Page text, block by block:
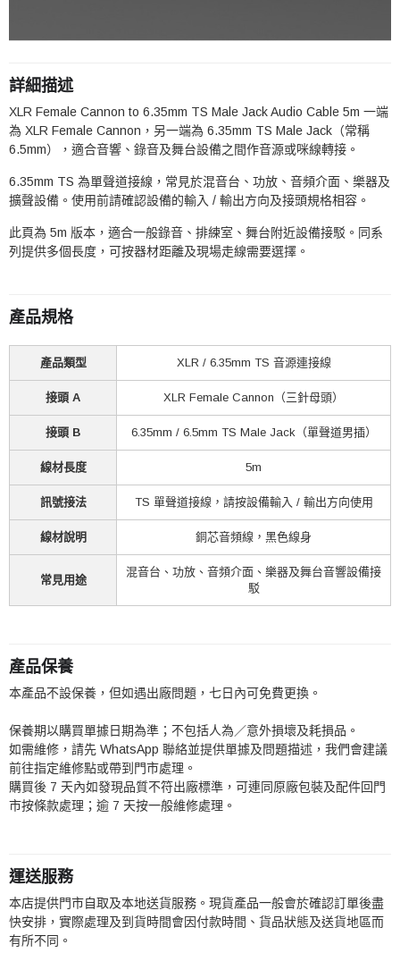
詳細描述
XLR Female Cannon to 6.35mm TS Male Jack Audio Cable 5m 一端
為 XLR Female Cannon，另一端為 6.35mm TS Male Jack（常稱
6.5mm），適合音響、錄音及舞台設備之間作音源或咪線轉接。
6.35mm TS 為單聲道接線，常見於混音台、功放、音頻介面、樂器及
擴聲設備。使用前請確認設備的輸入 / 輸出方向及接頭規格相容。
此頁為 5m 版本，適合一般錄音、排練室、舞台附近設備接駁。同系
列提供多個長度，可按器材距離及現場走線需要選擇。
產品規格
產品類型 XLR / 6.35mm TS 音源連接線
接頭 A XLR Female Cannon（三針母頭）
接頭 B 6.35mm / 6.5mm TS Male Jack（單聲道男插）
線材長度 5m
訊號接法 TS 單聲道接線，請按設備輸入 / 輸出方向使用
線材說明 銅芯音頻線，黑色線身
常見用途
混音台、功放、音頻介面、樂器及舞台音響設備接
駁
產品保養
本產品不設保養，但如遇出廠問題，七日內可免費更換。
保養期以購買單據日期為準；不包括人為／意外損壞及耗損品。
如需維修，請先 WhatsApp 聯絡並提供單據及問題描述，我們會建議
前往指定維修點或帶到門市處理。
購買後 7 天內如發現品質不符出廠標準，可連同原廠包裝及配件回門
市按條款處理；逾 7 天按一般維修處理。
運送服務
本店提供門市自取及本地送貨服務。現貨產品一般會於確認訂單後盡
快安排，實際處理及到貨時間會因付款時間、貨品狀態及送貨地區而
有所不同。